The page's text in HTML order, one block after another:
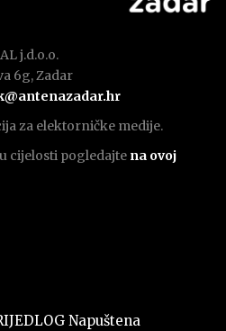
j.d.o.o.
6g, Zadar
za elektorničke medije.
cijelosti pogledajte na ovoj
Napuštena